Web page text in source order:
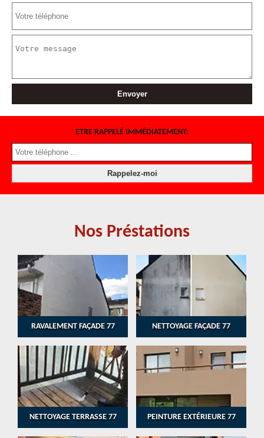
ETRE RAPPELÉ IMMÉDIATEMENT:
Nos Préstations
RAVALEMENT FAÇADE 77 NETTOYAGE FAÇADE 77
NETTOYAGE TERRASSE 77 PEINTURE EXTÉRIEURE 77